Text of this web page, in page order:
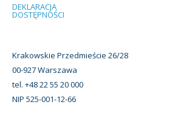
DEKLARACJA
DOSTĘPNOŚCI
Krakowskie Przedmieście 26/28
00-927 Warszawa
tel. +48 22 55 20 000
NIP 525-001-12-66